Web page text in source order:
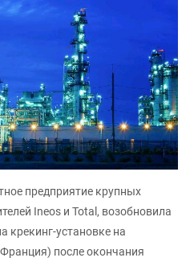
предприятие крупных
Ineos и Total, возобновила
крекинг-установке на
после окончания